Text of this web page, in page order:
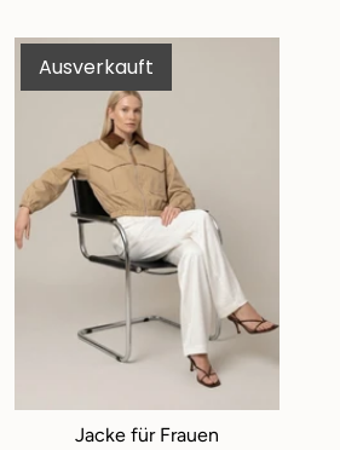
Ausverkauft
Jacke für Frauen